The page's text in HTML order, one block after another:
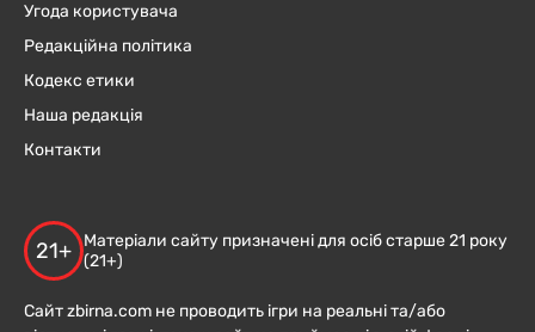
Угода користувача
Редакційна політика
Кодекс етики
Наша редакція
Контакти
21+
Матеріали сайту призначені для осіб старше 21 року
(21+)
Сайт zbirna.com не проводить ігри на реальні та/або